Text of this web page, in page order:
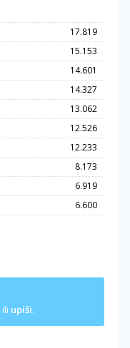
17.819
15.153
14.601
14.327
13.062
12.526
12.233
8.173
6.919
6.600
ili upiši.